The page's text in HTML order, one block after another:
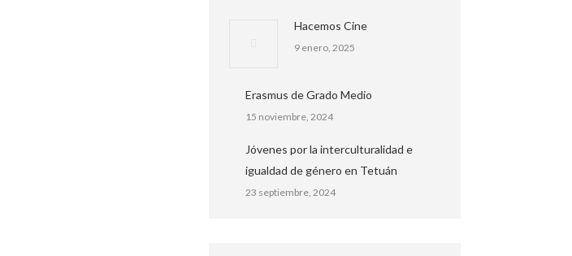
Hacemos Cine
9 enero, 2025
Erasmus de Grado Medio
15 noviembre, 2024
Jóvenes por la interculturalidad e
igualdad de género en Tetuán
23 septiembre, 2024